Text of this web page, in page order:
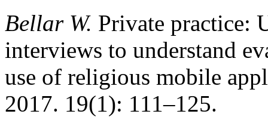
Bellar W. Private practice:
interviews to understand
use of religious mobile
2017. 19(1): 111–125.